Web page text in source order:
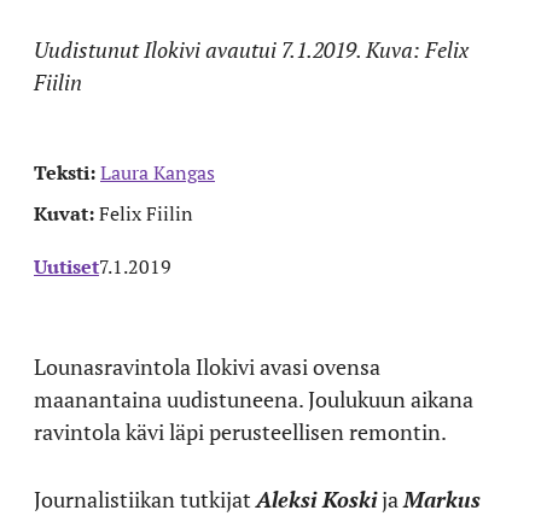
Uudistunut Ilokivi avautui 7.1.2019. Kuva: Felix
Fiilin
Teksti:Laura Kangas
Kuvat:Felix Fiilin
Uutiset7.1.2019
Lounasravintola Ilokivi avasi ovensa
maanantaina uudistuneena. Joulukuun aikana
ravintola kävi läpi perusteellisen remontin.
Journalistiikan tutkijatAleksi KoskijaMarkus